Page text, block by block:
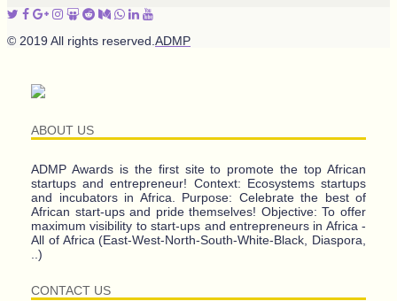
© 2019 All rights reserved.ADMP
ABOUT US
ADMP Awards is the first site to promote the top African
startups and entrepreneur! Context: Ecosystems startups
and incubators in Africa. Purpose: Celebrate the best of
African start-ups and pride themselves! Objective: To offer
maximum visibility to start-ups and entrepreneurs in Africa -
All of Africa (East-West-North-South-White-Black, Diaspora,
..)
CONTACT US